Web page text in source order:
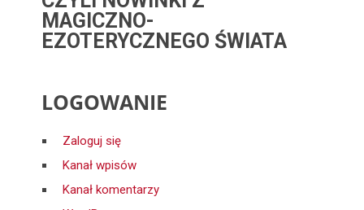
MAGICZNO-
EZOTERYCZNEGO ŚWIATA
LOGOWANIE
Zaloguj się
Kanał wpisów
Kanał komentarzy